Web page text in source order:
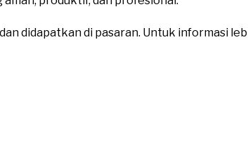
didapatkan di pasaran. Untuk informasi